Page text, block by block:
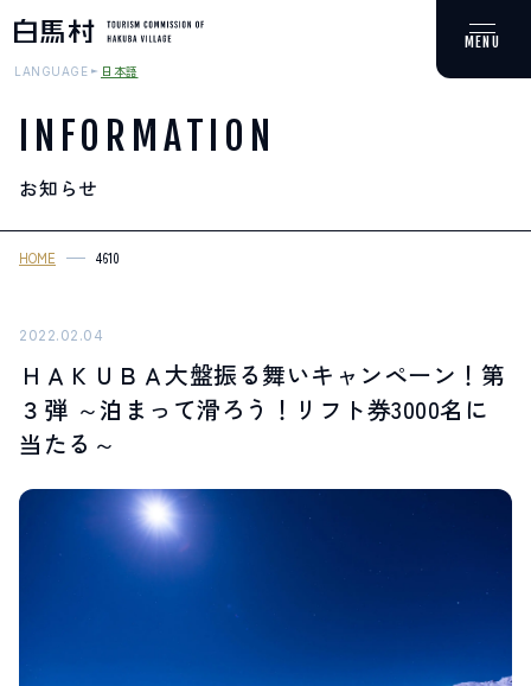
MOUNTAIN & TREKKING
登山・トレッキング
スキー場
HOT SPRING
温泉
SPOTS
LANGUAGE 日本語
INFORMATION
お知らせ
HOME 4610
2022.02.04
ＨＡＫＵＢＡ大盤振る舞いキャンペーン！第
３弾 ～泊まって滑ろう！リフト券3000名に
当たる～